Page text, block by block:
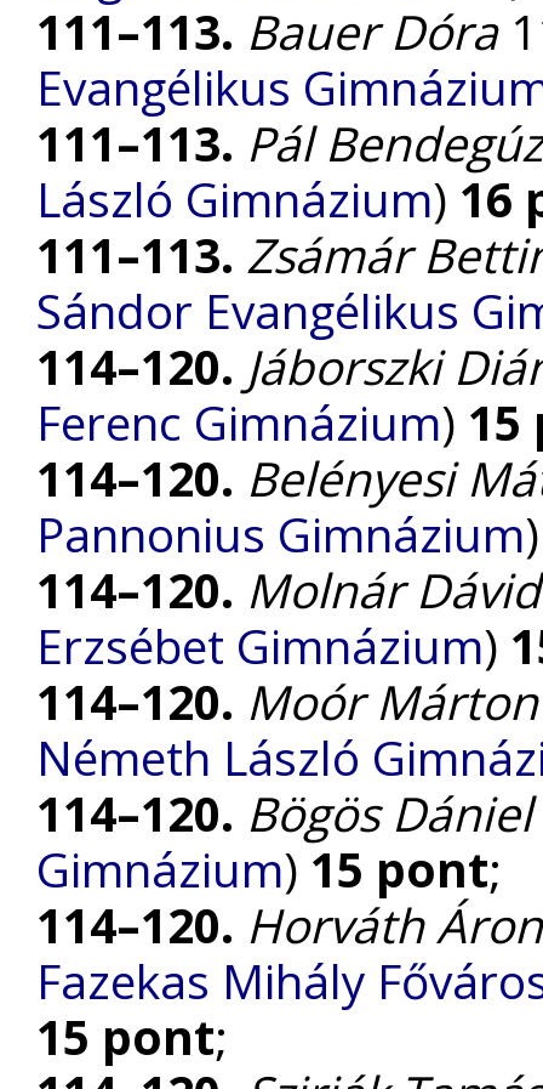
111–113. Bauer Dóra
Evangélikus
111–113. Pál Bendegúz
László Gimnázium) 16
111–113. Zsámár
Sándor Evangélikus
114–120. Jáborszki
Ferenc Gimnázium) 15
114–120. Belényesi
Pannonius Gimnázium
114–120. Molnár Dávid
Erzsébet Gimnázium)
114–120. Moór
Németh László
114–120. Bögös Dániel
Gimnázium) 15 pont;
114–120. Horváth
Fazekas Mihály
15 pont;